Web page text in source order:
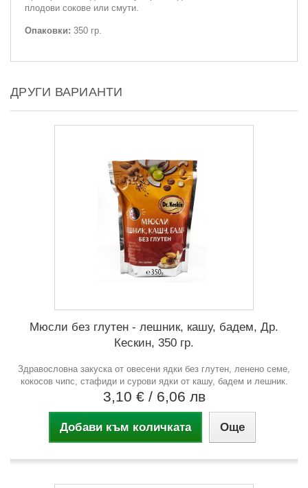
плодови сокове или смути.
Опаковки: 350 гр.
ДРУГИ ВАРИАНТИ
Мюсли без глутен - лешник, кашу, бадем, Др.
Кескин, 350 гр.
Здравословна закуска от овесени ядки без глутен, ленено семе,
кокосов чипс, стафиди и сурови ядки от кашу, бадем и лешник.
3,10 € / 6,06 лв
Добави към количката Още